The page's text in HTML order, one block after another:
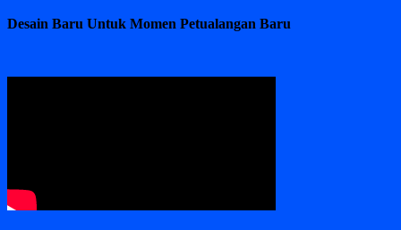
Desain Baru Untuk Momen Petualangan Baru